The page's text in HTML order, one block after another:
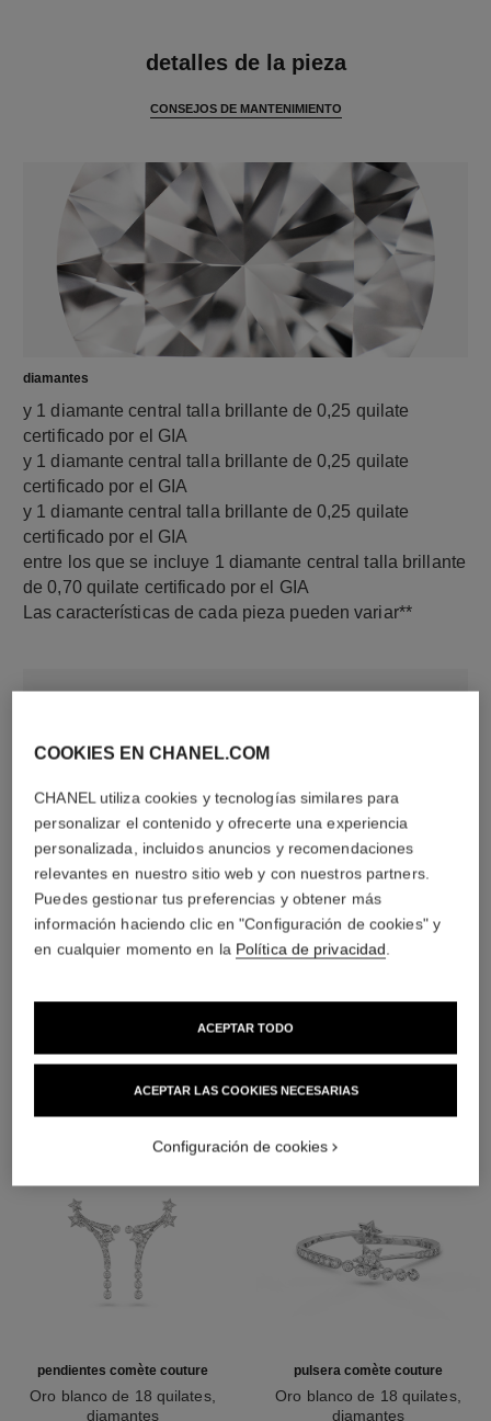
detalles de la pieza
CONSEJOS DE MANTENIMIENTO
diamantes
y 1 diamante central talla brillante de 0,25 quilate
certificado por el GIA
y 1 diamante central talla brillante de 0,25 quilate
certificado por el GIA
y 1 diamante central talla brillante de 0,25 quilate
certificado por el GIA
entre los que se incluye 1 diamante central talla brillante
de 0,70 quilate certificado por el GIA
Las características de cada pieza pueden variar**
material
Oro blanco de 18 quilates
DESCUBRA TAMBIÉN
pendientes comète couture
Oro blanco de 18 quilates,
diamantes
pulsera comète couture
Oro blanco de 18 quilates,
diamantes
COOKIES EN CHANEL.COM
CHANEL utiliza cookies y tecnologías similares para
personalizar el contenido y ofrecerte una experiencia
personalizada, incluidos anuncios y recomendaciones
relevantes en nuestro sitio web y con nuestros partners.
Puedes gestionar tus preferencias y obtener más
información haciendo clic en "Configuración de cookies" y
en cualquier momento en la Política de privacidad
ACEPTAR LAS COOKIES NECESARIAS
ACEPTAR TODO
Configuración de cookies